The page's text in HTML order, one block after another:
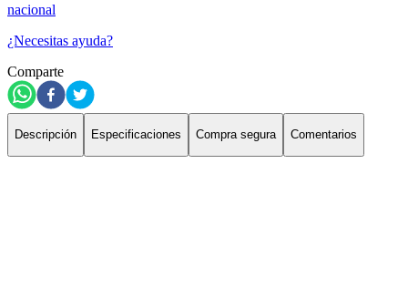
nacional
¿Necesitas ayuda?
Comparte
Descripción Especificaciones Compra segura Comentarios